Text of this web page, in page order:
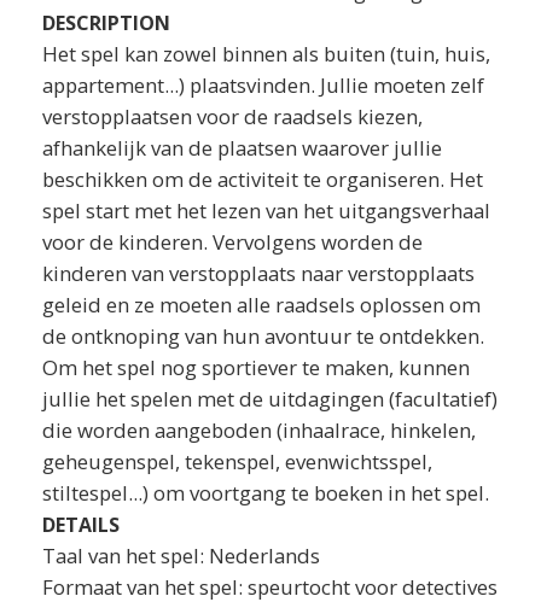
DESCRIPTION
Het spel kan zowel binnen als buiten (tuin, huis,
appartement...) plaatsvinden. Jullie moeten zelf
verstopplaatsen voor de raadsels kiezen,
afhankelijk van de plaatsen waarover jullie
beschikken om de activiteit te organiseren. Het
spel start met het lezen van het uitgangsverhaal
voor de kinderen. Vervolgens worden de
kinderen van verstopplaats naar verstopplaats
geleid en ze moeten alle raadsels oplossen om
de ontknoping van hun avontuur te ontdekken.
Om het spel nog sportiever te maken, kunnen
jullie het spelen met de uitdagingen (facultatief)
die worden aangeboden (inhaalrace, hinkelen,
geheugenspel, tekenspel, evenwichtsspel,
stiltespel...) om voortgang te boeken in het spel.
DETAILS
Taal van het spel: Nederlands
Formaat van het spel: speurtocht voor detectives